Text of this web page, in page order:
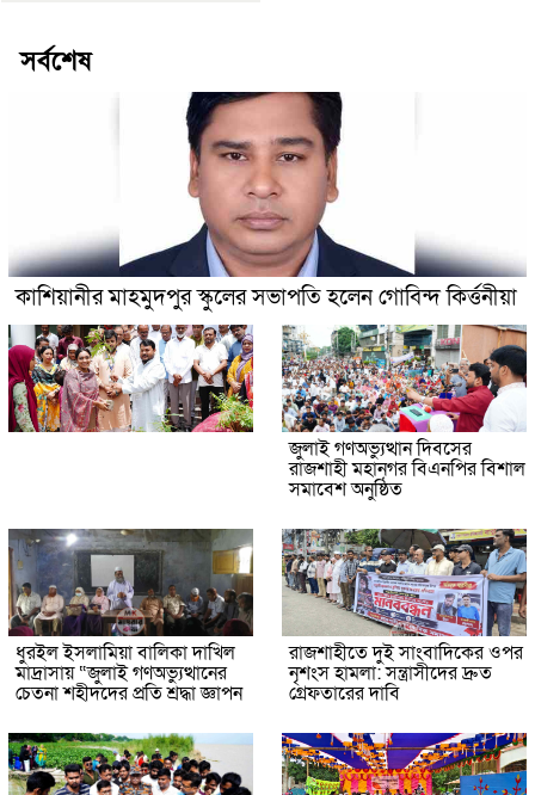
সর্বশেষ
কাশিয়ানীর মাহমুদপুর স্কুলের সভাপতি হলেন গোবিন্দ কির্ত্তনীয়া
জুলাই গণঅভ্যুত্থান দিবসের
রাজশাহী মহানগর বিএনপির বিশাল
সমাবেশ অনুষ্ঠিত
ধুরইল ইসলামিয়া বালিকা দাখিল
মাদ্রাসায় “জুলাই গণঅভ্যুত্থানের
চেতনা শহীদদের প্রতি শ্রদ্ধা জ্ঞাপন
রাজশাহীতে দুই সাংবাদিকের ওপর
নৃশংস হামলা: সন্ত্রাসীদের দ্রুত
গ্রেফতারের দাবি